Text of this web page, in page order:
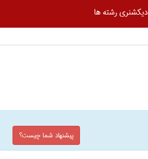
دیکشنری رشته ها
پیشنهاد شما چیست؟